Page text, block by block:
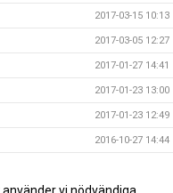
2017-03-15 10:13
2017-03-05 12:27
2017-01-27 14:41
2017-01-23 13:00
2017-01-23 12:49
2016-10-27 14:44
2016-08-28 20:51